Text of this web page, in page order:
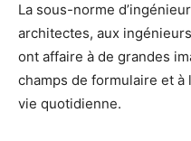
La sous-norme
architectes, aux
ont affaire à de grandes
champs de formulaire et
vie quotidienne.